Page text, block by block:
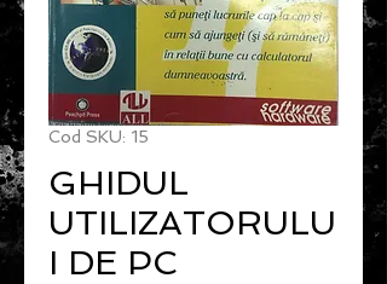
Cod SKU: 15
GHIDUL
UTILIZATORULU
I DE PC